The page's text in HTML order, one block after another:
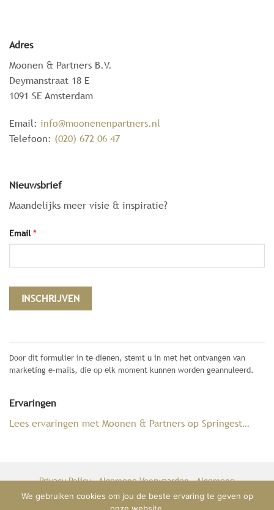
Adres
Moonen & Partners B.V.
Deymanstraat 18 E
1091 SE Amsterdam
Email: info@moonenenpartners.nl
Telefoon: (020) 672 06 47
Nieuwsbrief
Maandelijks meer visie & inspiratie?
Email *
Use.
this
field
Door dit formulier in te dienen, stemt u in met het ontvangen van
marketing e-mails, die op elk moment kunnen worden geannuleerd.
Ervaringen
Lees ervaringen met Moonen & Partners op Springest…
Privacy Policy-Algemene Voorwaarden-Algemene
reisvoorwaarden
We gebruiken cookies om jou de beste ervaring te geven op